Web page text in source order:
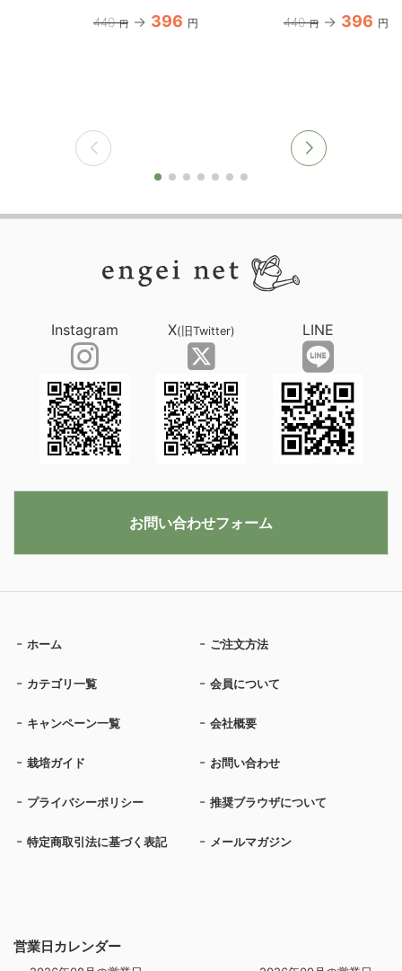
440 円 396 円 440 円 396 円
営業日カレンダー
ホーム ご注文方法
カテゴリ一覧 会員について
キャンペーン一覧 会社概要
栽培ガイド お問い合わせ
プライバシーポリシー 推奨ブラウザについて
特定商取引法に基づく表記 メールマガジン
Instagram X(旧Twitter) LINE
お問い合わせフォーム